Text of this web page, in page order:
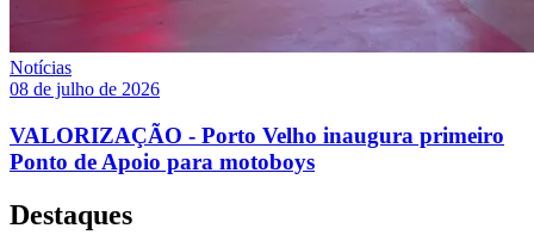
Notícias
08 de julho de 2026
VALORIZAÇÃO - Porto Velho inaugura primeiro
Ponto de Apoio para motoboys
Destaques